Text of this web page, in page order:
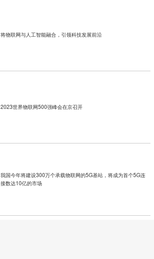
将物联网与人工智能融合，引领科技发展前沿
2023世界物联网500强峰会在京召开
我国今年将建设300万个承载物联网的5G基站，将成为首个5G连
接数达10亿的市场